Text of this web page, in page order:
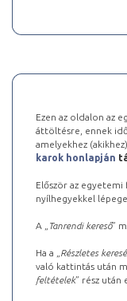
Ezen az oldalon az
áttöltésre, ennek
amelyekhez
karok honlapján
Először az egyetemi
nyílhegyekkel
A „ Tanrendi kereső”
Ha a „ Részletes
való kattintás után
feltételek” rész után